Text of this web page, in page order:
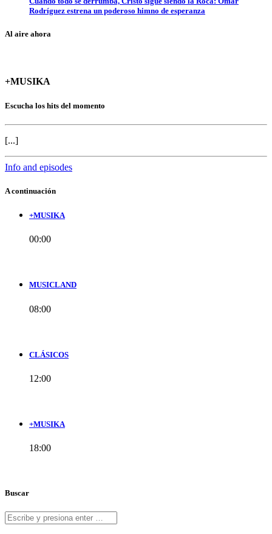
Rodríguez estrena un poderoso himno de esperanza
Al aire ahora
+MUSIKA
Escucha los hits del momento
[...]
Info and episodes
A continuación
+MUSIKA
00:00
MUSICLAND
08:00
CLÁSICOS
12:00
+MUSIKA
18:00
Buscar